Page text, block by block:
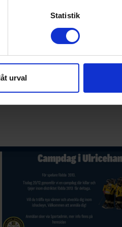
ställ in dina preferenser i
sådana identifierare och
med. Dessa kan i
Statistik
urval
2år), Marie Kleifert
(kvarstår), Peter Boström
(kvarstår), Malin Franzon
(nyval 2år) Emelie
Per Johanson